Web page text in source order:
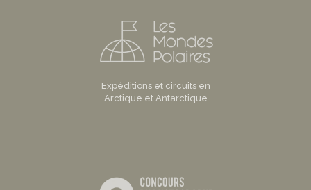
Expéditions et circuits en
Arctique et Antarctique